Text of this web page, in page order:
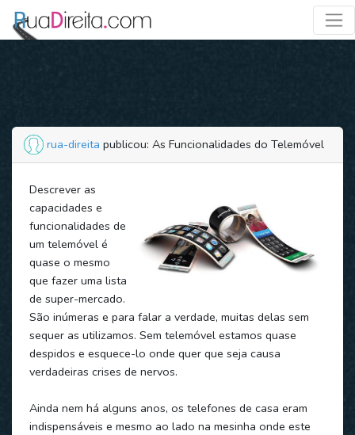
rua-direita publicou: As Funcionalidades do Telemóvel
Descrever as
capacidades e
funcionalidades de
um telemóvel é
quase o mesmo
que fazer uma lista
de super-mercado.
São inúmeras e para falar a verdade, muitas delas sem
sequer as utilizamos. Sem telemóvel estamos quase
despidos e esquece-lo onde quer que seja causa
verdadeiras crises de nervos.
Ainda nem há alguns anos, os telefones de casa eram
indispensáveis e mesmo ao lado na mesinha onde este